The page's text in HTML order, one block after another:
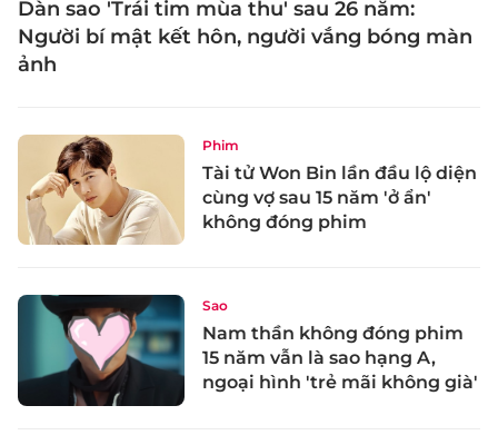
Dàn sao 'Trái tim mùa thu' sau 26 năm:
Người bí mật kết hôn, người vắng bóng màn
ảnh
Phim
Tài tử Won Bin lần đầu lộ diện
cùng vợ sau 15 năm 'ở ẩn'
không đóng phim
Sao
Nam thần không đóng phim
15 năm vẫn là sao hạng A,
ngoại hình 'trẻ mãi không già'